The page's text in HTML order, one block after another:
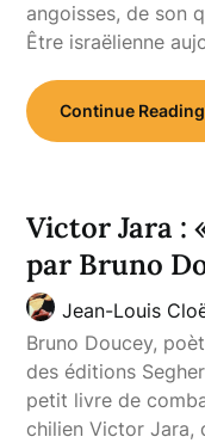
angoisses, de son
Être israëlienne
Continue Reading
Victor Jara :
par Bruno
Jean-Louis
Bruno Doucey,
des éditions
petit livre de
chilien Victor Jara,